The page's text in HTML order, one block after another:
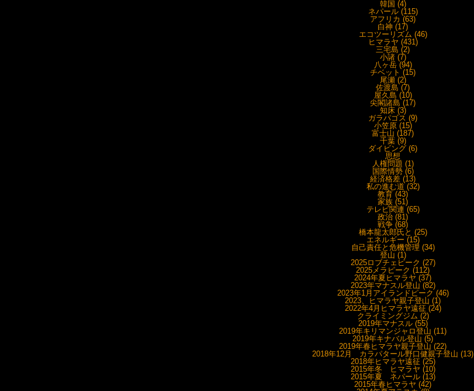
韓国 (4)
ネパール (115)
アフリカ (63)
白神 (17)
エコツーリズム (46)
ヒマラヤ (431)
三宅島 (2)
小諸 (7)
八ヶ岳 (94)
チベット (15)
尾瀬 (2)
佐渡島 (7)
屋久島 (10)
尖閣諸島 (17)
知床 (3)
ガラパゴス (9)
小笠原 (15)
富士山 (187)
千葉 (9)
ダイビング (6)
思想
人権問題 (1)
国際情勢 (6)
経済格差 (13)
私の進む道 (32)
教育 (43)
家族 (51)
テレビ関連 (65)
政治 (81)
戦争 (68)
橋本龍太郎氏と (25)
エネルギー (15)
自己責任と危機管理 (34)
登山 (1)
2025ロブチェピーク (27)
2025メラピーク (112)
2024年夏ヒマラヤ (37)
2023年マナスル登山 (82)
2023年1月アイランドピーク (46)
2023、ヒマラヤ親子登山 (1)
2022年4月ヒマラヤ遠征 (24)
クライミングジム (2)
2019年マナスル (55)
2019年キリマンジャロ登山 (11)
2019年キナバル登山 (5)
2019年春ヒマラヤ親子登山 (22)
2018年12月 カラパタール野口健親子登山 (13)
2018年ヒマラヤ遠征 (25)
2015年冬 ヒマラヤ (10)
2015年夏 ネパール (13)
2015年春ヒマラヤ (42)